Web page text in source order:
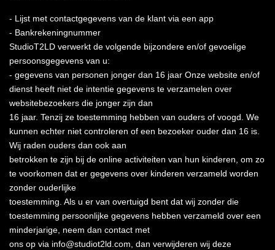
- Lijst met contactgegevens van de klant via een app
- Bankrekeningnummer
StudioT2LD verwerkt de volgende bijzondere en/of gevoelige
persoonsgegevens van u:
- gegevens van personen jonger dan 16 jaar Onze website en/of
dienst heeft niet de intentie gegevens te verzamelen over
websitebezoekers die jonger zijn dan
16 jaar. Tenzij ze toestemming hebben van ouders of voogd. We
kunnen echter niet controleren of een bezoeker ouder dan 16 is.
Wij raden ouders dan ook aan
betrokken te zijn bij de online activiteiten van hun kinderen, om zo
te voorkomen dat er gegevens over kinderen verzameld worden
zonder ouderlijke
toestemming. Als u er van overtuigd bent dat wij zonder die
toestemming persoonlijke gegevens hebben verzameld over een
minderjarige, neem dan contact met
ons op via info@studiot2ld.com, dan verwijderen wij deze